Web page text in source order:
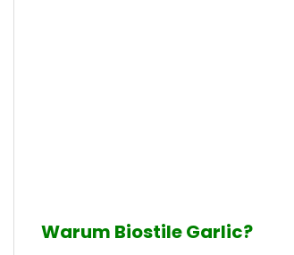
Warum Biostile Garlic?